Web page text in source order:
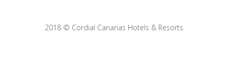
2018 © Cordial Canarias Hotels & Resorts